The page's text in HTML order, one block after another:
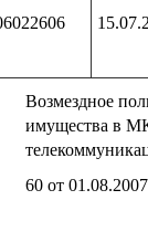
Возмездное
имущества в
60 от 01.08.2007